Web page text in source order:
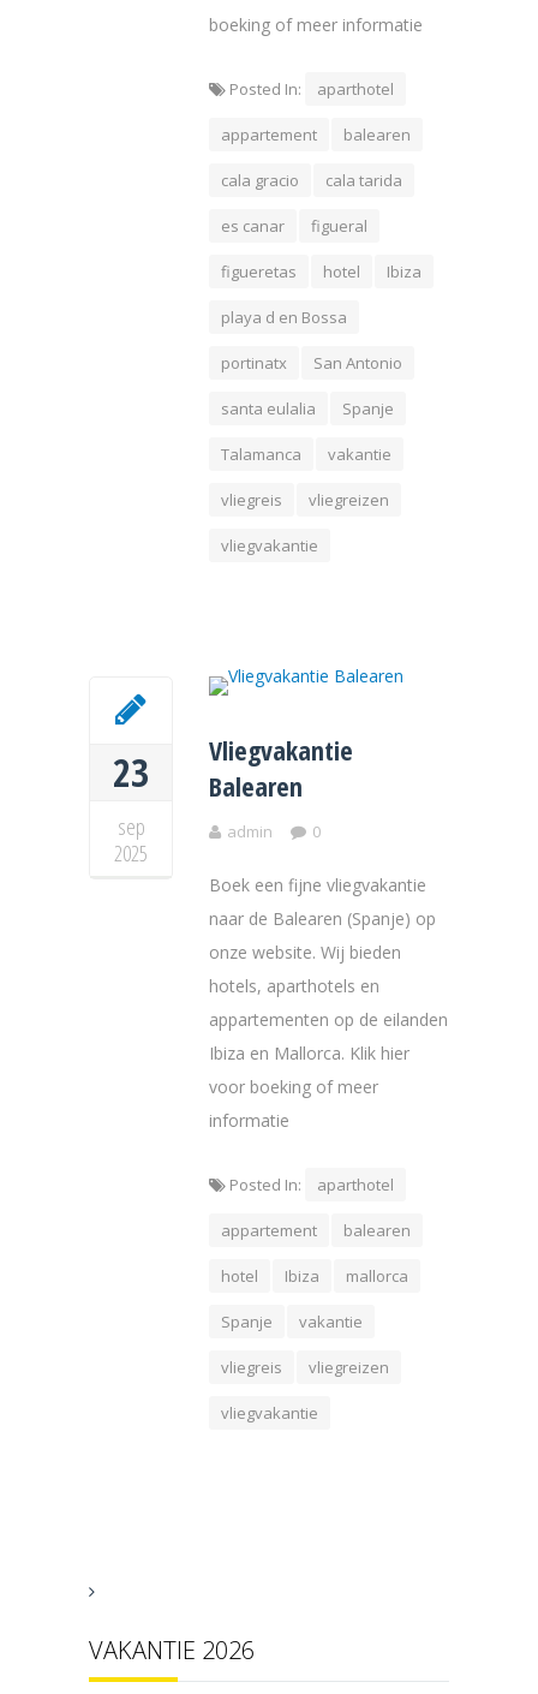
boeking of meer informatie
Posted In: aparthotel
appartement balearen
cala gracio cala tarida
es canar figueral
figueretas hotel Ibiza
playa d en Bossa
portinatx San Antonio
santa eulalia Spanje
Talamanca vakantie
vliegreis vliegreizen
vliegvakantie
23
sep
2025
Vliegvakantie
Balearen
admin 0
Boek een fijne vliegvakantie
naar de Balearen (Spanje) op
onze website. Wij bieden
hotels, aparthotels en
appartementen op de eilanden
Ibiza en Mallorca. Klik hier
voor boeking of meer
informatie
Posted In: aparthotel
appartement balearen
hotel Ibiza mallorca
Spanje vakantie
vliegreis vliegreizen
vliegvakantie
VAKANTIE 2026